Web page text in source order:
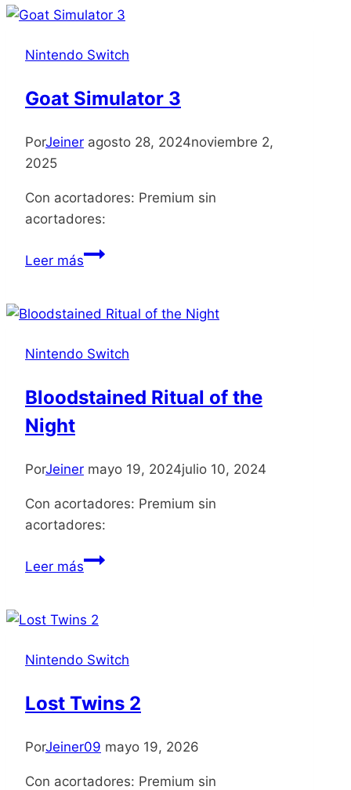
Nintendo Switch
Goat Simulator 3
PorJeiner agosto 28, 2024noviembre 2,
2025
Con acortadores: Premium sin
acortadores:
Leer másGoat
Nintendo Switch
Bloodstained Ritual of the
Night
PorJeiner mayo 19, 2024julio 10, 2024
Con acortadores: Premium sin
acortadores:
Leer másBloodstained
the
Nintendo Switch
Lost Twins 2
PorJeiner09 mayo 19, 2026
Con acortadores: Premium sin